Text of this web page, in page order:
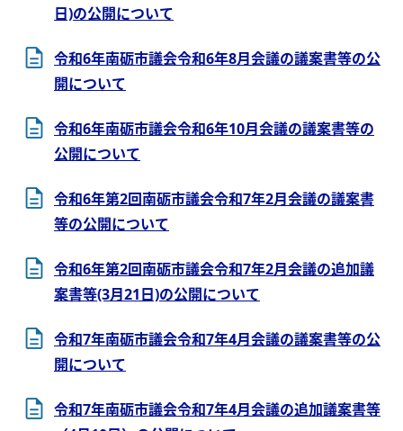
日)の公開について
令和6年南砺市議会令和6年8月会議の議案書等の公
開について
令和6年南砺市議会令和6年10月会議の議案書等の
公開について
令和6年第2回南砺市議会令和7年2月会議の議案書
等の公開について
令和6年第2回南砺市議会令和7年2月会議の追加議
案書等(3月21日)の公開について
令和7年南砺市議会令和7年4月会議の議案書等の公
開について
令和7年南砺市議会令和7年4月会議の追加議案書等